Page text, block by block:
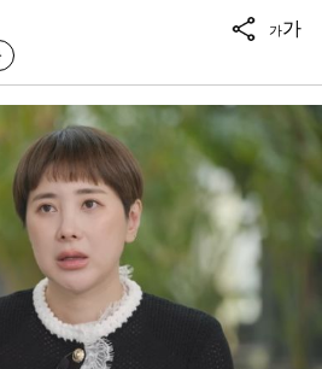
가가